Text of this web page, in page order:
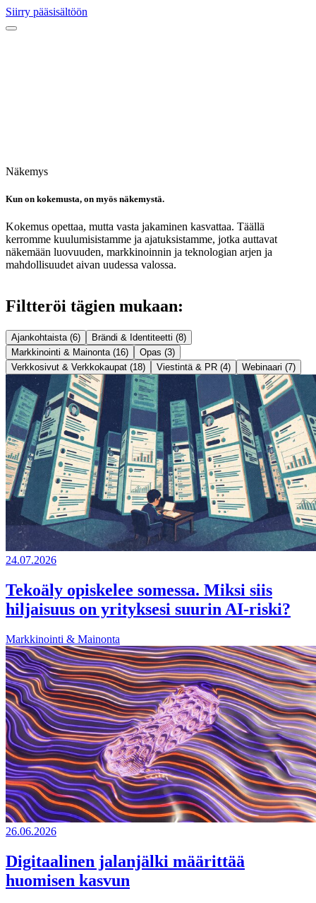
Siirry pääsisältöön
Näkemys
Kun on kokemusta, on myös näkemystä.
Kokemus opettaa, mutta vasta jakaminen kasvattaa. Täällä
kerromme kuulumisistamme ja ajatuksistamme, jotka auttavat
näkemään luovuuden, markkinoinnin ja teknologian arjen ja
mahdollisuudet aivan uudessa valossa.
Filtteröi tägien mukaan:
Ajankohtaista (6)
Brändi & Identiteetti (8)
Markkinointi & Mainonta (16)
Opas (3)
Verkkosivut & Verkkokaupat (18)
Viestintä & PR (4) Webinaari (7)
24.07.2026
Tekoäly opiskelee somessa. Miksi siis
hiljaisuus on yrityksesi suurin AI-riski?
Markkinointi & Mainonta
26.06.2026
Digitaalinen jalanjälki määrittää
huomisen kasvun